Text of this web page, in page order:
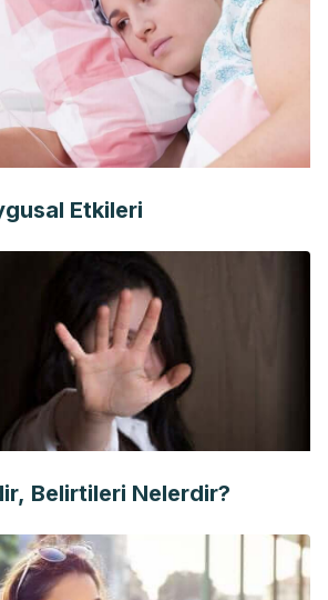
Etkileri
Belirtileri Nelerdir?